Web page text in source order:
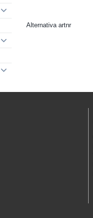
Alternativa artnr